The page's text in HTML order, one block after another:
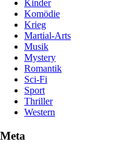
Kinder
Komödie
Krieg
Martial-Arts
Musik
Mystery
Romantik
Sci-Fi
Sport
Thriller
Western
Meta